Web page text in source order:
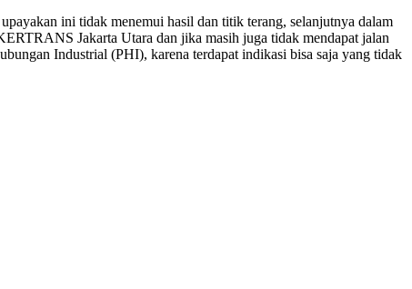
ini tidak menemui hasil dan titik terang, selanjutnya dalam
Jakarta Utara dan jika masih juga tidak mendapat jalan
Industrial (PHI), karena terdapat indikasi bisa saja yang tidak